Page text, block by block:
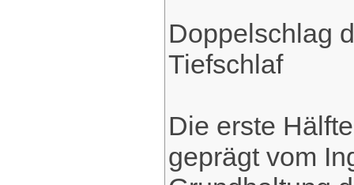
Doppelschlag
Tiefschlaf
Die erste
geprägt vom